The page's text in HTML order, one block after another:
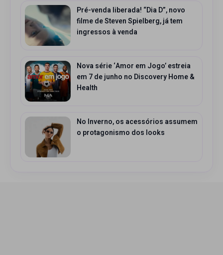
Pré-venda liberada! “Dia D”, novo
filme de Steven Spielberg, já tem
ingressos à venda
Nova série ‘Amor em Jogo’ estreia
em 7 de junho no Discovery Home &
Health
No Inverno, os acessórios assumem
o protagonismo dos looks